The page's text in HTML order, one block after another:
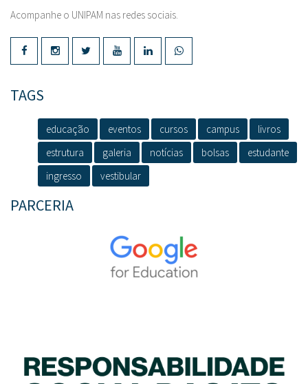
Acompanhe o UNIPAM nas redes sociais.
TAGS
educação eventos cursos campus
livros
estrutura
galeria notícias bolsas
estudante
ingresso
vestibular
PARCERIA